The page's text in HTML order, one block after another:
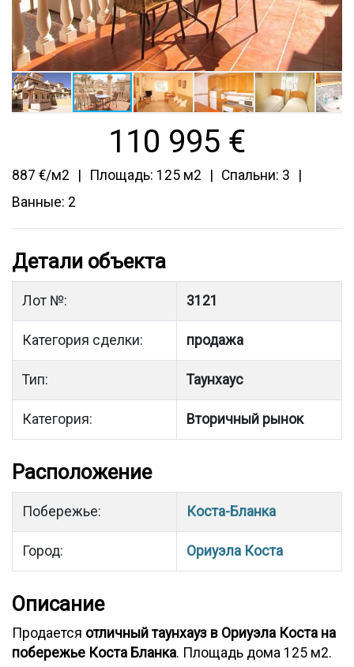
110 995 €
887 €/м2 Площадь: 125 м2
Спальни: 3
Ванные: 2
Детали объекта
Лот №: 3121
Категория сделки: продажа
Тип: Таунхаус
Категория: Вторичный рынок
Расположение
Побережье: Коста-Бланка
Город: Ориуэла Коста
Описание
Продается отличный таунхауз в Ориуэла Коста на
побережье Коста Бланка. Площадь дома 125 м2.